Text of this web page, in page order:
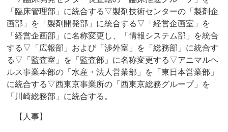
「臨床管理部」に統合する▽製剤技術センターの「製剤企
画部」を「製剤開発部」に統合する▽「経営企画室」を
「経営企画部」に名称変更し、「情報システム部」を統合
する▽「広報部」および「渉外室」を「総務部」に統合す
る▽「監査室」を「監査部」に名称変更する▽アニマルヘ
ルス事業本部の「水産・法人営業部」を「東日本営業部」
に統合する▽西東京事業所の「西東京総務グループ」を
「川崎総務部」に統合する。
【人事】